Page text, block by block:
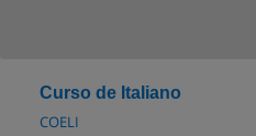
Curso de Italiano
COELI